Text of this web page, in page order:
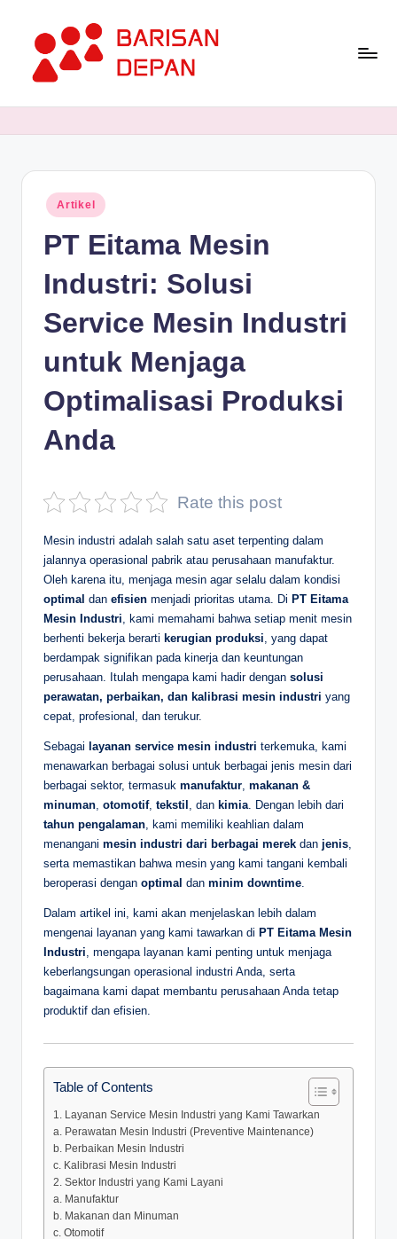
content
Terupdate
Posted
in
Artikel
PT Eitama Mesin
Industri: Solusi
Service Mesin Industri
untuk Menjaga
Optimalisasi Produksi
Anda
Rate this post
Mesin industri adalah salah satu aset terpenting dalam
jalannya operasional pabrik atau perusahaan manufaktur.
Oleh karena itu, menjaga mesin agar selalu dalam kondisi
optimal dan efisien menjadi prioritas utama. Di PT Eitama
Mesin Industri , kami memahami bahwa setiap menit mesin
berhenti bekerja berarti kerugian produksi , yang dapat
berdampak signifikan pada kinerja dan keuntungan
perusahaan. Itulah mengapa kami hadir dengan solusi
perawatan, perbaikan, dan kalibrasi mesin industri yang
cepat, profesional, dan terukur.
Sebagai layanan service mesin industri terkemuka, kami
menawarkan berbagai solusi untuk berbagai jenis mesin dari
berbagai sektor, termasuk manufaktur makanan &
minuman otomotif, tekstil , dan kimia . Dengan lebih dari
tahun pengalaman , kami memiliki keahlian dalam
menangani mesin industri dari berbagai merek dan jenis
serta memastikan bahwa mesin yang kami tangani kembali
beroperasi dengan optimal dan minim downtime
Dalam artikel ini, kami akan menjelaskan lebih dalam
mengenai layanan yang kami tawarkan di PT Eitama Mesin
Industri , mengapa layanan kami penting untuk menjaga
keberlangsungan operasional industri Anda, serta
bagaimana kami dapat membantu perusahaan Anda tetap
produktif dan efisien.
Table of Contents
1. Layanan Service Mesin Industri yang Kami Tawarkan
a. Perawatan Mesin Industri (Preventive Maintenance)
b. Perbaikan Mesin Industri
c. Kalibrasi Mesin Industri
2. Sektor Industri yang Kami Layani
a. Manufaktur
b. Makanan dan Minuman
c. Otomotif